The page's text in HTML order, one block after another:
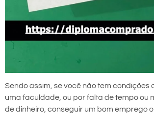
Sendo assim, se você não tem condições
uma faculdade, ou por falta de tempo ou
de dinheiro, conseguir um bom emprego